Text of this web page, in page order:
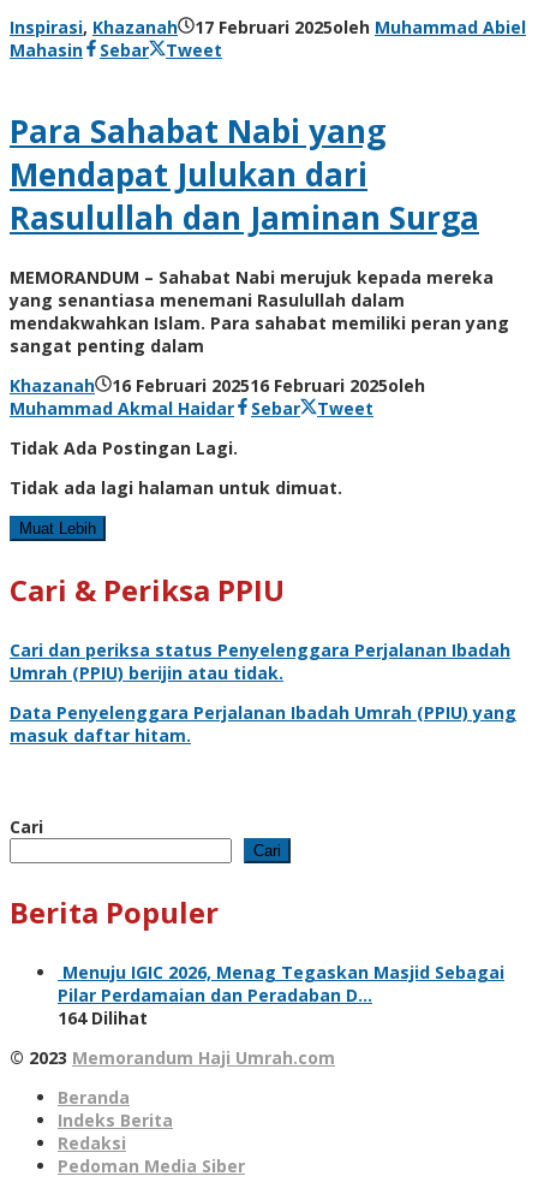
Inspirasi, Khazanah 17 Februari 2025oleh Muhammad Abiel
Mahasin
Sebar Tweet
Para Sahabat Nabi yang
Mendapat Julukan dari
Rasulullah dan Jaminan Surga
MEMORANDUM – Sahabat Nabi merujuk kepada mereka
yang senantiasa menemani Rasulullah dalam
mendakwahkan Islam. Para sahabat memiliki peran yang
sangat penting dalam
Khazanah
16 Februari 202516 Februari 2025oleh
Muhammad Akmal Haidar
Sebar
Tweet
Tidak Ada Postingan Lagi.
Tidak ada lagi halaman untuk dimuat.
Muat Lebih
Cari & Periksa PPIU
Cari dan periksa status Penyelenggara Perjalanan Ibadah
Umrah (PPIU) berijin atau tidak.
Data Penyelenggara Perjalanan Ibadah Umrah (PPIU) yang
masuk daftar hitam.
Cari
Cari
Berita Populer
Menuju IGIC 2026, Menag Tegaskan Masjid Sebagai
Pilar Perdamaian dan Peradaban D…
164 Dilihat
© 2023 Memorandum Haji Umrah.com
Beranda
Indeks Berita
Redaksi
Pedoman Media Siber